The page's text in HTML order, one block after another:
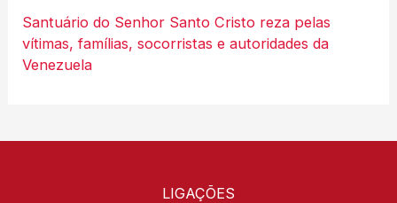
Santuário do Senhor Santo Cristo reza pelas
vítimas, famílias, socorristas e autoridades da
Venezuela
LIGAÇÕES